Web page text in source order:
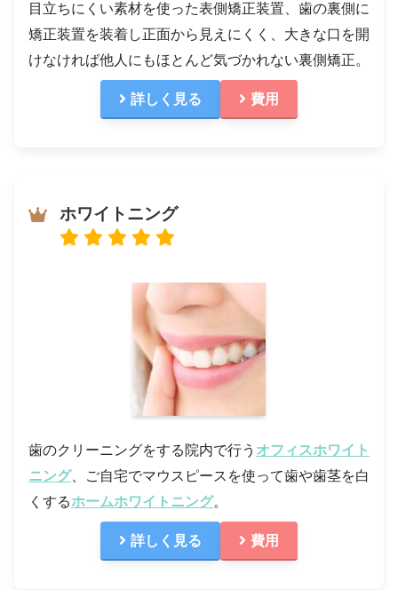
目立ちにくい素材を使った表側矯正装置、歯の裏側に
矯正装置を装着し正面から見えにくく、大きな口を開
けなければ他人にもほとんど気づかれない裏側矯正。
詳しく見る 費用
ホワイトニング
歯のクリーニングをする院内で行う オフィスホワイト
ニング、ご自宅でマウスピースを使って歯や歯茎を白
くするホームホワイトニング。
詳しく見る 費用